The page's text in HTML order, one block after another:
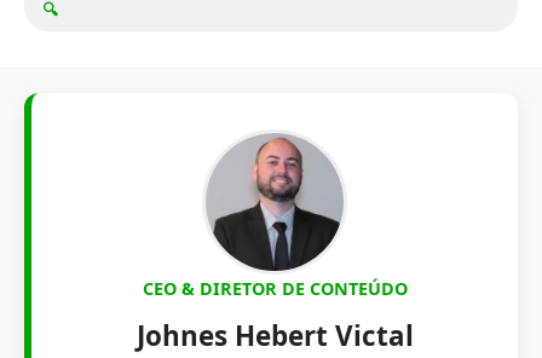
🔍
CEO & DIRETOR DE CONTEÚDO
Johnes Hebert Victal